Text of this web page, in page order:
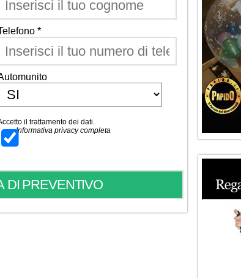
*
il trattamento dei dati.
Informativa privacy completa